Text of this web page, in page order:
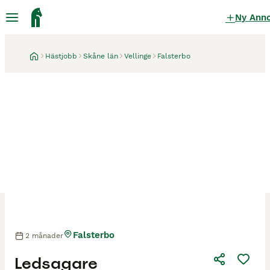
Ny
Hästjobb Skåne län Vellinge Falsterbo
Ledsagare
2 månader Falsterbo